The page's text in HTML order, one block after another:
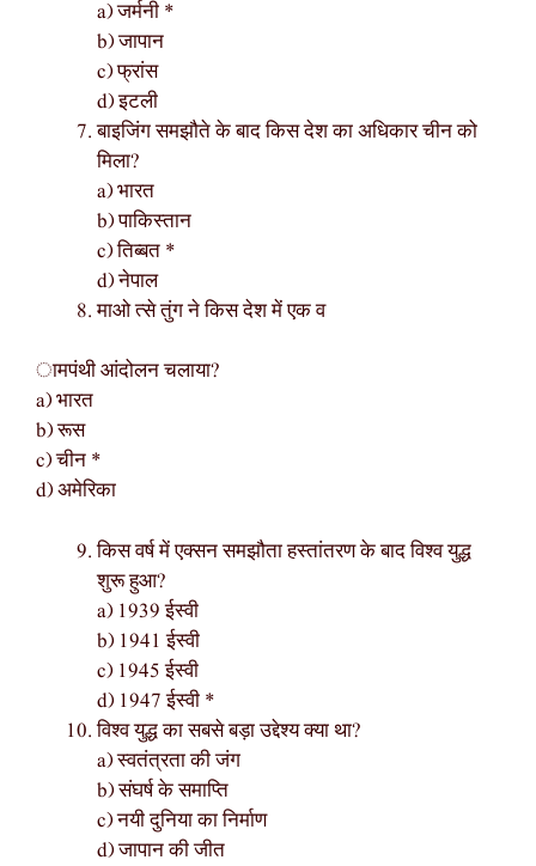
a) जर्मनी *
b) जापान
c) फ्रांस
d) इटली
बाइजिंग समझौते के बाद किस देश का अधिकार चीन को
मिला?
a) भारत
b) पाकिस्तान
c) तिब्बत *
d) नेपाल
माओ त्से तुंग ने किस देश में एक व
ामपंथी आंदोलन चलाया?
a) भारत
b) रूस
c) चीन *
d) अमेरिका
किस वर्ष में एक्सन समझौता हस्तांतरण के बाद विश्व युद्ध
शुरू हुआ?
a) 1939 ईस्वी
b) 1941 ईस्वी
c) 1945 ईस्वी
d) 1947 ईस्वी *
विश्व युद्ध का सबसे बड़ा उद्देश्य क्या था?
a) स्वतंत्रता की जंग
b) संघर्ष के समाप्ति
c) नयी दुनिया का निर्माण
d) जापान की जीत